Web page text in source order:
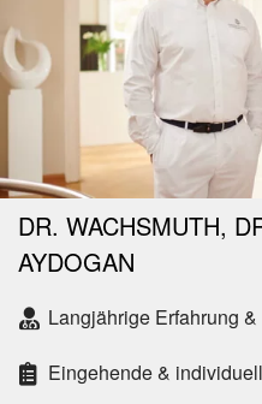
DR. WACHSMUTH,
AYDOGAN
Langjährige Erfahrung
Eingehende &